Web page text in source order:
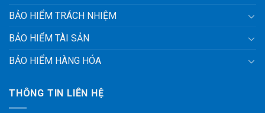
BẢO HIỂM TRÁCH NHIỆM
BẢO HIỂM TÀI SẢN
BẢO HIỂM HÀNG HÓA
THÔNG TIN LIÊN HỆ